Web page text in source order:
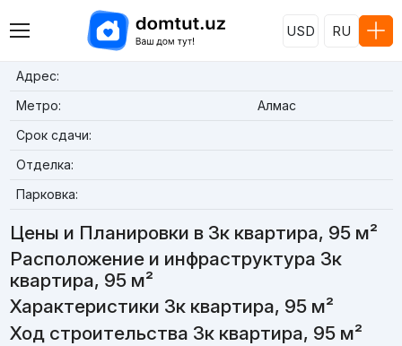
USD RU
Адрес:
Метро:
Алмас
Срок сдачи:
Отделка:
Парковка:
Цены и Планировки в 3к квартира, 95 м²
Расположение и инфраструктура 3к
квартира, 95 м²
Характеристики 3к квартира, 95 м²
Ход строительства 3к квартира, 95 м²